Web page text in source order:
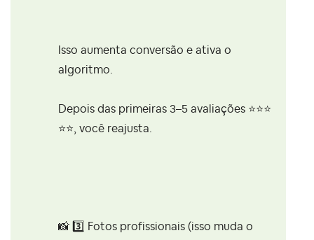
Isso aumenta conversão e ativa o
algoritmo.
Depois das primeiras 3–5 avaliações ⭐⭐⭐
⭐⭐ , você reajusta.
📸 3️⃣
Fotos profissionais (isso muda o